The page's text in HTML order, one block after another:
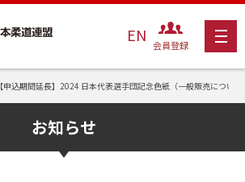
EN 会員登録
【申込期間延長】2024 日本代表選手団記念色紙（一般販売について
お知らせ